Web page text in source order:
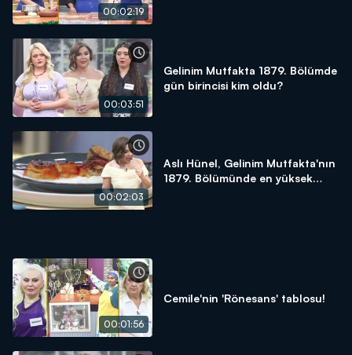
00:02:19
00:03:51
Gelinim Mutfakta 1879. Bölümde
gün birincisi kim oldu?
00:02:03
Aslı Hünel, Gelinim Mutfakta'nın
1879. Bölümünde en yüksek
00:01:56
Cemile'nin 'Rönesans' tablosu!